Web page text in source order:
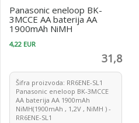
Panasonic eneloop BK-
3MCCE AA baterija AA
1900mAh NiMH
4,22 EUR
31,8
Šifra proizvoda: RR6ENE-SL1
Panasonic eneloop BK-3MCCE
AA baterija AA 1900mAh
NiMH(1900mAh , 1,2V , NiMH ) -
RR6ENE-SL1